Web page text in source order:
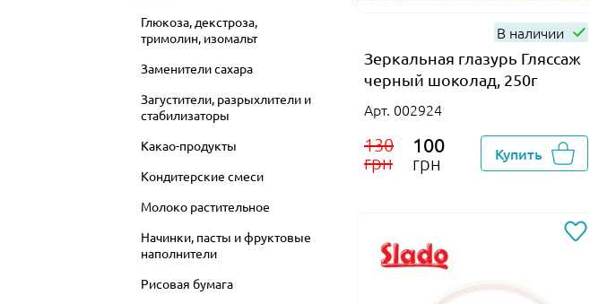
Глюкоза, декстроза,
тримолин, изомальт
Заменители сахара
Загустители, разрыхлители и
стабилизаторы
Какао-продукты
Кондитерские смеси
Молоко растительное
Начинки, пасты и фруктовые
наполнители
Рисовая бумага
В наличии
Зеркальная глазурь Гляссаж
черный шоколад, 250г
Арт. 002924
130
грн
100
грн Купить